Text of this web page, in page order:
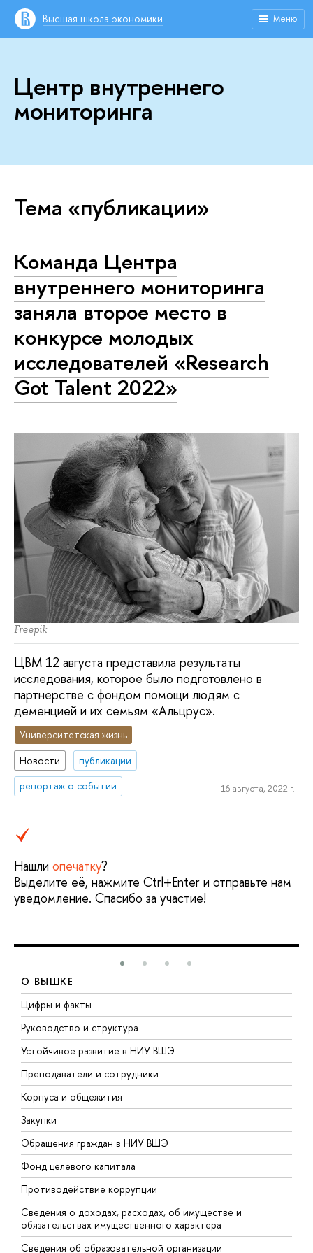
Высшая школа экономики Меню
Центр внутреннего
мониторинга
Тема «публикации»
Команда Центра
внутреннего мониторинга
заняла второе место в
конкурсе молодых
исследователей «Research
Got Talent 2022»
Freepik
ЦВМ 12 августа представила результаты
исследования, которое было подготовлено в
партнерстве с фондом помощи людям с
деменцией и их семьям «Альцрус».
Университетская жизнь
Новости
публикации
репортаж о событии
16 августа, 2022 г.
Нашли опечатку?
Выделите её, нажмите Ctrl+Enter и отправьте нам
уведомление. Спасибо за участие!
О ВЫШКЕ
Цифры и факты
Руководство и структура
Устойчивое развитие в НИУ ВШЭ
Преподаватели и сотрудники
Корпуса и общежития
Закупки
Обращения граждан в НИУ ВШЭ
Фонд целевого капитала
Противодействие коррупции
Сведения о доходах, расходах, об имуществе и
обязательствах имущественного характера
Сведения об образовательной организации